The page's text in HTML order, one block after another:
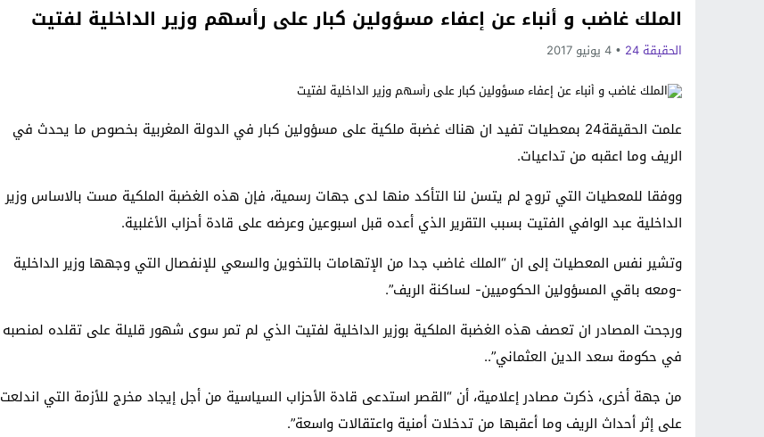
Next
الملك غاضب و أنباء عن إعفاء مسؤولين كبار على رأسهم وزير الداخلية لفتيت
الحقيقة 24 4 يونيو 2017
علمت الحقيقة24 بمعطيات تفيد ان هناك غضبة ملكية على مسؤولين كبار في الدولة المغربية بخصوص ما يحدث في
الريف وما اعقبه من تداعيات.
ووفقا للمعطيات التي تروج لم يتسن لنا التأكد منها لدى جهات رسمية، فإن هذه الغضبة الملكية مست بالاساس وزير
الداخلية عبد الوافي الفتيت بسبب التقرير الذي أعده قبل اسبوعين وعرضه على قادة أحزاب الأغلبية.
وتشير نفس المعطيات إلى ان “الملك غاضب جدا من الإتهامات بالتخوين والسعي للإنفصال التي وجهها وزير الداخلية
-ومعه باقي المسؤولين الحكوميين- لساكنة الريف”.
ورجحت المصادر ان تعصف هذه الغضبة الملكية بوزير الداخلية لفتيت الذي لم تمر سوى شهور قليلة على تقلده لمنصبه
في حكومة سعد الدين العثماني”..
من جهة أخرى، ذكرت مصادر إعلامية، أن “القصر استدعى قادة الأحزاب السياسية من أجل إيجاد مخرج للأزمة التي اندلعت
على إثر أحداث الريف وما أعقبها من تدخلات أمنية واعتقالات واسعة”.